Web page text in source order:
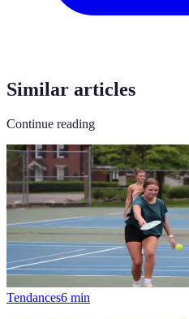
Similar articles
Continue reading
Tendances6 min